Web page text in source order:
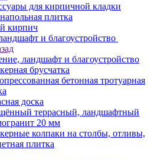
для кирпичной кладки
плитка
кирпич
и благоустройство
ландшафт и благоустройство
брусчатка
бетонная тротуарная
доска
террасный, ландшафтный
20 мм
колпаки на столбы, отливы,
плитка